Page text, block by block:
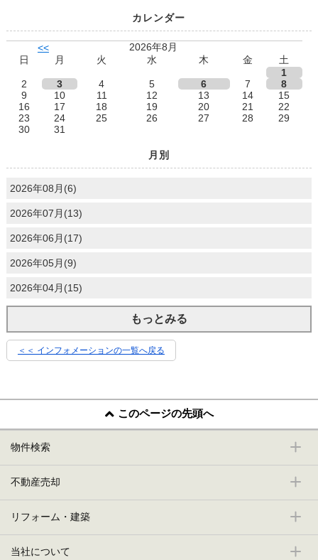
カレンダー
<<
2026年8月
日
月 火 水 木 金
土
1
2
3 4 5 6 7
8
9
10 11 12 13 14
15
16
17 18 19 20 21
22
23
24 25 26 27 28
29
30
31
月別
2026年08月(6)
2026年07月(13)
2026年06月(17)
2026年05月(9)
2026年04月(15)
もっとみる
＜＜ インフォメーションの一覧へ戻る
このページの先頭へ
物件検索
不動産売却
リフォーム・建築
当社について